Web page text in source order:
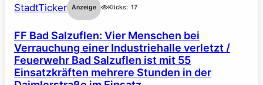
StadtTicker Anzeige Klicks: 17
FF Bad Salzuflen: Vier Menschen bei
Verrauchung einer Industriehalle verletzt /
Feuerwehr Bad Salzuflen ist mit 55
Einsatzkräften mehrere Stunden in der